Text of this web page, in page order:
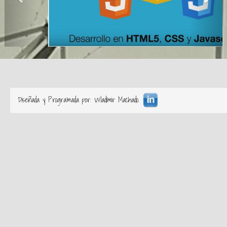
Diseñada y Programada por: Wladimir Machado.